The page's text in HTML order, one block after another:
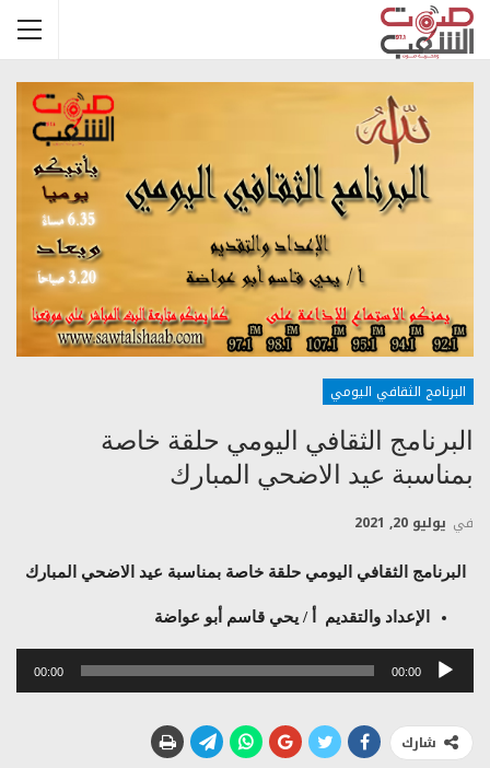
البرنامج الثقافي اليومي
البرنامج الثقافي اليومي حلقة خاصة
بمناسبة عيد الاضحي المبارك
في يوليو 20, 2021
البرنامج الثقافي اليومي حلقة خاصة بمناسبة عيد الاضحي المبارك
الإعداد والتقديم أ / يحي قاسم أبو عواضة
مشغل
00:00
00:00
شارك